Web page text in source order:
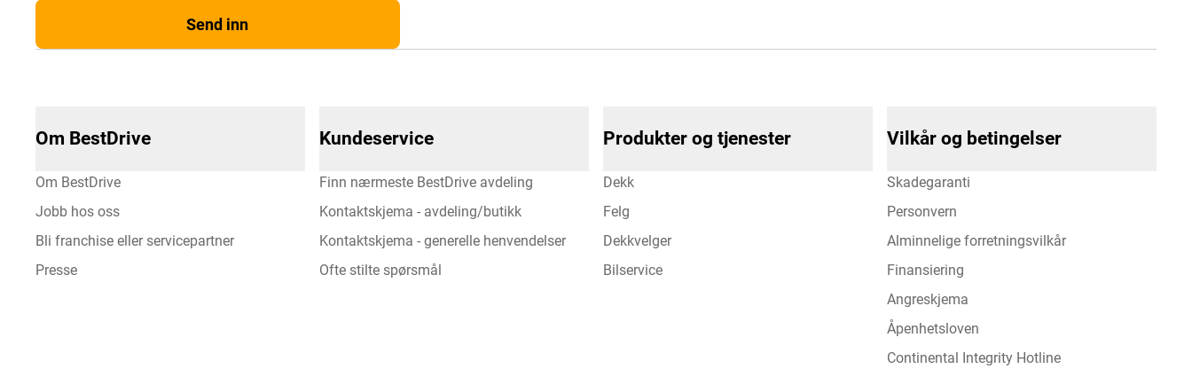
Send inn
Om BestDrive
Om BestDrive
Jobb hos oss
Bli franchise eller servicepartner
Presse
Kundeservice
Finn nærmeste BestDrive avdeling
Kontaktskjema - avdeling/butikk
Kontaktskjema - generelle henvendelser
Ofte stilte spørsmål
Produkter og tjenester
Dekk
Felg
Dekkvelger
Bilservice
Vilkår og betingelser
Skadegaranti
Personvern
Alminnelige forretningsvilkår
Finansiering
Angreskjema
Åpenhetsloven
Continental Integrity Hotline